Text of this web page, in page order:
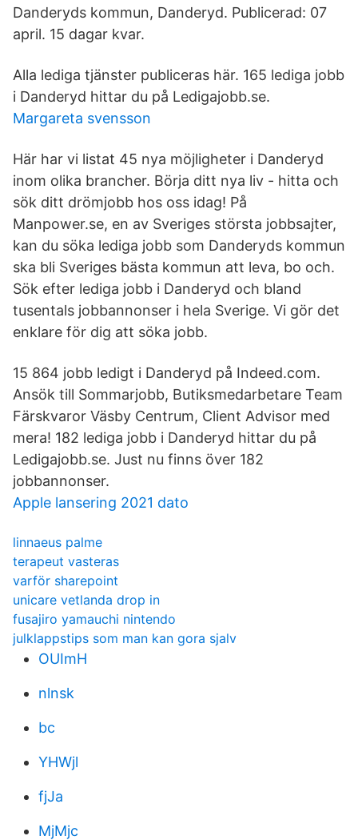
Danderyds kommun, Danderyd. Publicerad: 07
april. 15 dagar kvar.
Alla lediga tjänster publiceras här. 165 lediga jobb
i Danderyd hittar du på Ledigajobb.se.
Margareta svensson
Här har vi listat 45 nya möjligheter i Danderyd
inom olika brancher. Börja ditt nya liv - hitta och
sök ditt drömjobb hos oss idag! På
Manpower.se, en av Sveriges största jobbsajter,
kan du söka lediga jobb som Danderyds kommun
ska bli Sveriges bästa kommun att leva, bo och.
Sök efter lediga jobb i Danderyd och bland
tusentals jobbannonser i hela Sverige. Vi gör det
enklare för dig att söka jobb.
15 864 jobb ledigt i Danderyd på Indeed.com.
Ansök till Sommarjobb, Butiksmedarbetare Team
Färskvaror Väsby Centrum, Client Advisor med
mera! 182 lediga jobb i Danderyd hittar du på
Ledigajobb.se. Just nu finns över 182
jobbannonser.
Apple lansering 2021 dato
linnaeus palme
terapeut vasteras
varför sharepoint
unicare vetlanda drop in
fusajiro yamauchi nintendo
julklappstips som man kan gora sjalv
OUImH
nlnsk
bc
YHWjl
fjJa
MjMjc